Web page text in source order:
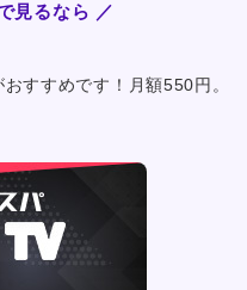
見るなら ／
すすめです！月額550円。